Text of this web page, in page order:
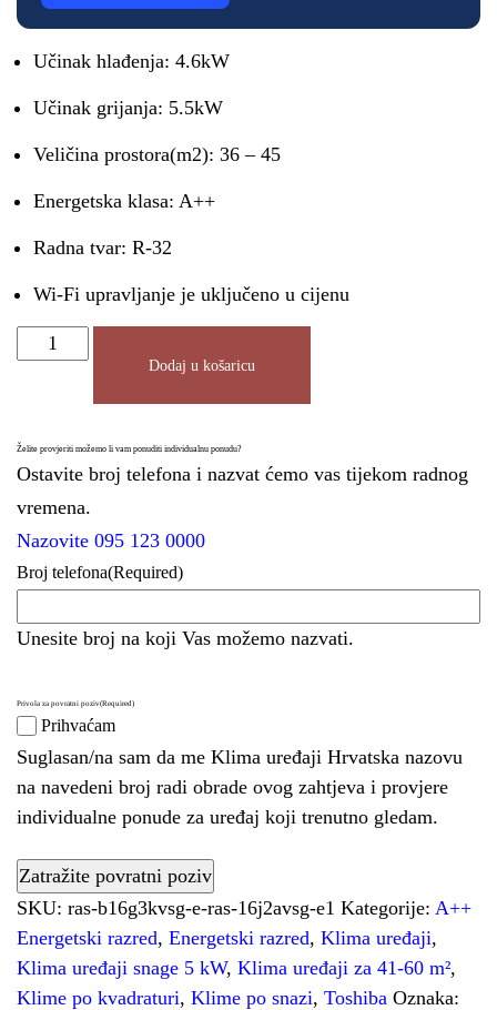
Učinak hlađenja: 4.6kW
Učinak grijanja: 5.5kW
Veličina prostora(m2): 36 – 45
Energetska klasa: A++
Radna tvar: R-32
Wi-Fi upravljanje je uključeno u cijenu
Dodaj u košaricu
Želite provjeriti možemo li vam ponuditi individualnu ponudu?
Ostavite broj telefona i nazvat ćemo vas tijekom radnog
vremena.
Nazovite 095 123 0000
Broj telefona(Required)
Unesite broj na koji Vas možemo nazvati.
Privola za povratni poziv(Required)
Prihvaćam
Suglasan/na sam da me Klima uređaji Hrvatska nazovu
na navedeni broj radi obrade ovog zahtjeva i provjere
individualne ponude za uređaj koji trenutno gledam.
SKU: ras-b16g3kvsg-e-ras-16j2avsg-e1 Kategorije: A++
Energetski razred, Energetski razred, Klima uređaji,
Klima uređaji snage 5 kW, Klima uređaji za 41-60 m²,
Klime po kvadraturi, Klime po snazi, Toshiba Oznaka: